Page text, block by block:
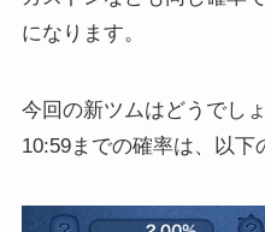
になります。
今回の新ツムはどうでし
10:59までの確率は、以下